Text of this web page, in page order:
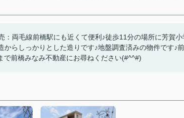
毛線前橋駅にも近くて便利♪徒歩11分の場所に芳賀小
らしっかりとした造りです♪地盤調査済みの物件です♪前
前橋みなみ不動産にお尋ねください(#^^#)